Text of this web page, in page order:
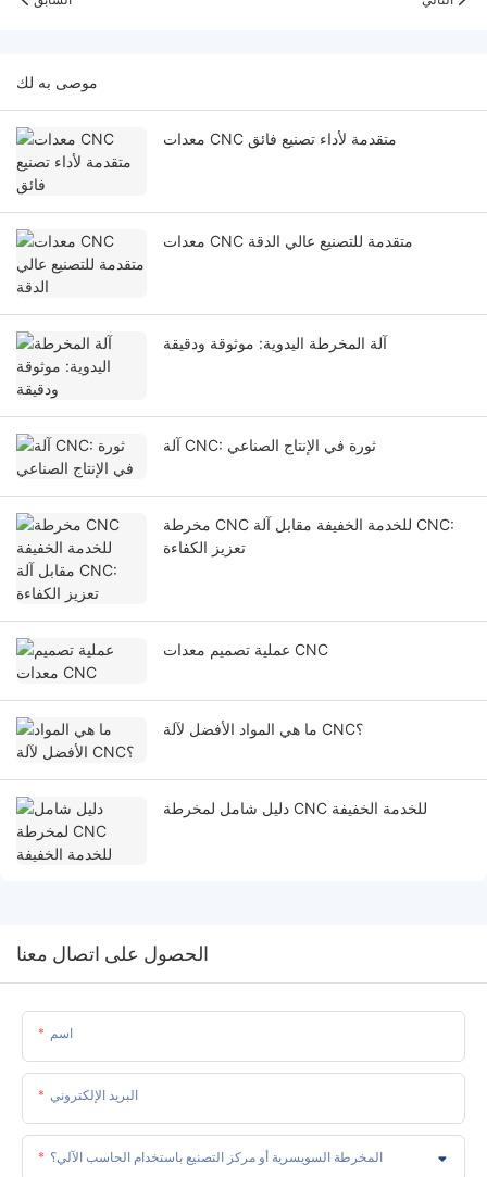
موصى به لك
معدات CNC متقدمة لأداء تصنيع فائق
معدات CNC متقدمة للتصنيع عالي الدقة
آلة المخرطة اليدوية: موثوقة ودقيقة
آلة CNC: ثورة في الإنتاج الصناعي
مخرطة CNC للخدمة الخفيفة مقابل آلة CNC:
تعزيز الكفاءة
عملية تصميم معدات CNC
ما هي المواد الأفضل لآلة CNC؟
دليل شامل لمخرطة CNC للخدمة الخفيفة
الحصول على اتصال معنا
اسم
البريد الإلكتروني
المخرطة السويسرية أو مركز التصنيع باستخدام الحاسب الآلي؟